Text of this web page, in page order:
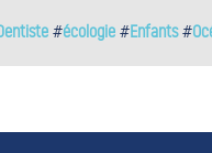
#écologie #Enfants#